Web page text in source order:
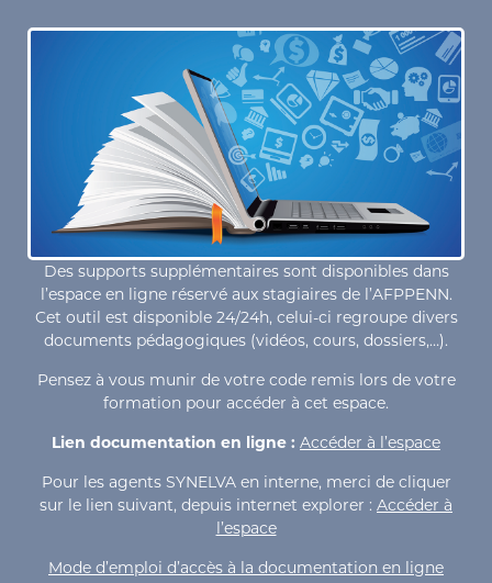
Des supports supplémentaires sont disponibles dans
l’espace en ligne réservé aux stagiaires de l’AFPPENN.
Cet outil est disponible 24/24h, celui-ci regroupe divers
documents pédagogiques (vidéos, cours, dossiers,…).
Pensez à vous munir de votre code remis lors de votre
formation pour accéder à cet espace.
Lien documentation en ligne : Accéder à l’espace
Pour les agents SYNELVA en interne, merci de cliquer
sur le lien suivant, depuis internet explorer : Accéder à
l’espace
Mode d’emploi d’accès à la documentation en ligne